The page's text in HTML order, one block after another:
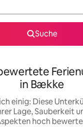
Suche
in Bække
einig: Diese
Lage, Sauberkeit
hoch